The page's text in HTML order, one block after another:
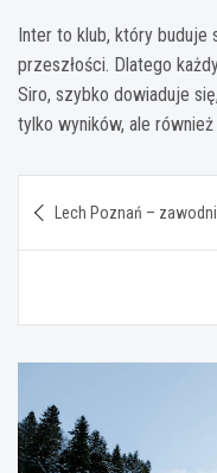
Inter to klub, który buduje
przeszłości. Dlatego
Siro, szybko dowiaduje
tylko wyników, ale
wpisu
Lech Poznań –